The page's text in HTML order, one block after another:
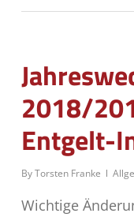
2018/
Entgelt-
ByTorsten Franke
Wichtige